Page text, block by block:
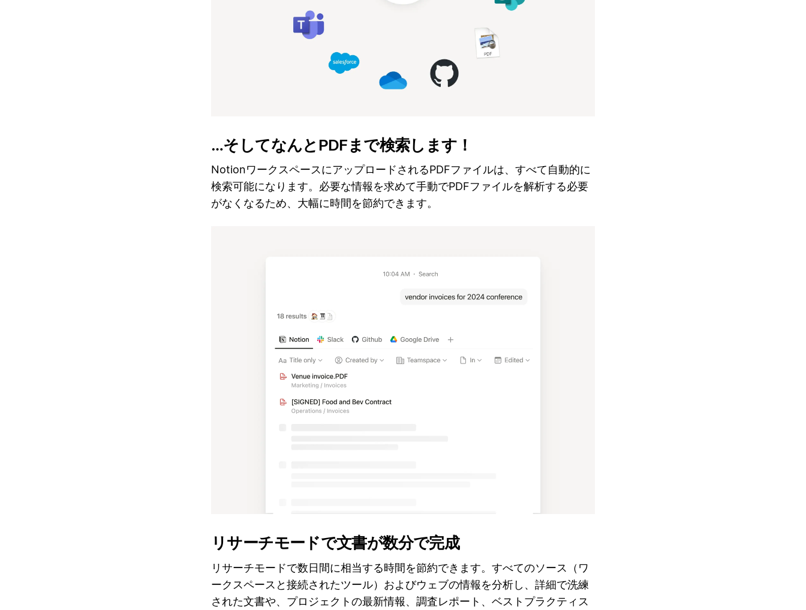
…そしてなんとPDFまで検索します！
NotionワークスペースにアップロードされるPDFファイルは、すべて自動的に
検索可能になります。必要な情報を求めて手動でPDFファイルを解析する必要
がなくなるため、大幅に時間を節約できます。
リサーチモードで文書が数分で完成
リサーチモードで数日間に相当する時間を節約できます。すべてのソース（ワ
ークスペースと接続されたツール）およびウェブの情報を分析し、詳細で洗練
された文書や、プロジェクトの最新情報、調査レポート、ベストプラクティス